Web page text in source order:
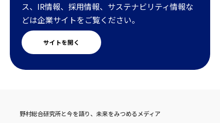
ス、IR情報、採用情報、サステナビリティ情報な
どは企業サイトをご覧ください。
サイトを開く
野村総合研究所と今を語り、未来をみつめるメディア